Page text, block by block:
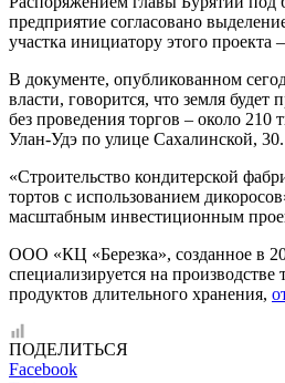
предприятие согласовано
участка инициатору этого
В документе, опубликованном
власти, говорится, что земля будет
без проведения торгов – около 210
Улан-Удэ по улице Сахалинской, 30.
«Строительство кондитерской
тортов с использованием
масштабным инвестиционным
ООО «КЦ «Березка», созданное в
специализируется на
продуктов длительного хранения,
ПОДЕЛИТЬСЯ
Facebook